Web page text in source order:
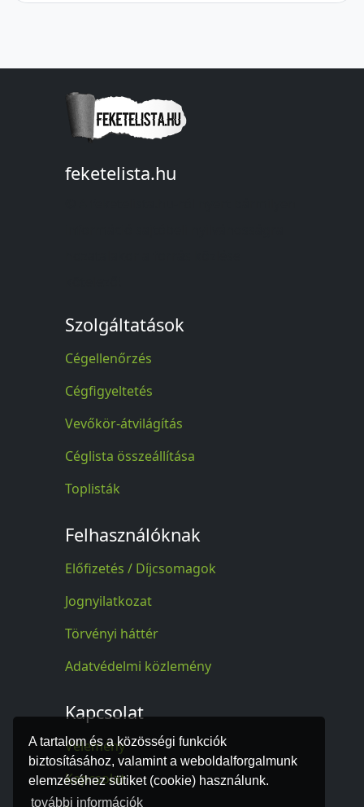
A tartalom és a közösségi funkciók
biztosításához, valamint a weboldalforgalmunk
elemzéséhez sütiket (cookie) használunk.
további információk
feketelista.hu
Szolgáltatások
Cégellenőrzés
Cégfigyeltetés
Vevőkör-átvilágítás
Céglista összeállítása
Toplisták
Felhasználóknak
Előfizetés / Díjcsomagok
Jognyilatkozat
Törvényi háttér
Adatvédelmi közlemény
Kapcsolat
Vélemény
Kapcsolat